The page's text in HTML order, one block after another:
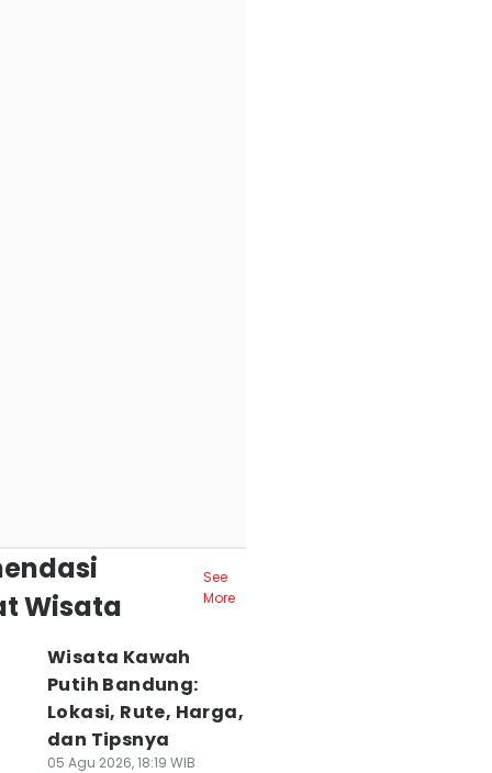
Wisata
See
More
Wisata Kawah
Putih Bandung:
Lokasi, Rute, Harga,
dan Tipsnya
05 Agu 2026, 18:19 WIB